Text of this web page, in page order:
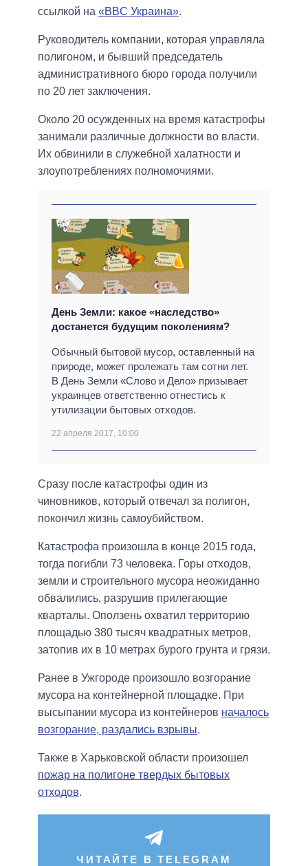
ссылкой на «BBC Украина».
Руководитель компании, которая управляла
полигоном, и бывший председатель
административного бюро города получили
по 20 лет заключения.
Около 20 осужденных на время катастрофы
занимали различные должности во власти.
Их обвинили в служебной халатности и
злоупотреблениях полномочиями.
День Земли: какое «наследство»
достанется будущим поколениям?
Обычный бытовой мусор, оставленный на
природе, может пролежать там сотни лет.
В День Земли «Слово и Дело» призывает
украинцев ответственно отнестись к
утилизации бытовых отходов.
22 апреля 2017, 10:00
Сразу после катастрофы один из
чиновников, который отвечал за полигон,
покончил жизнь самоубийством.
Катастрофа произошла в конце 2015 года,
тогда погибли 73 человека. Горы отходов,
земли и строительного мусора неожиданно
обвалились, разрушив прилегающие
кварталы. Оползень охватил территорию
площадью 380 тысяч квадратных метров,
затопив их в 10 метрах бурого грунта и грязи.
Ранее в Ужгороде произошло возгорание
мусора на контейнерной площадке. При
высыпании мусора из контейнеров началось
возгорание, раздались взрывы.
Также в Харьковской области произошел
пожар на полигоне твердых бытовых
отходов.
ЧИТАЙТЕ В TELEGRAM